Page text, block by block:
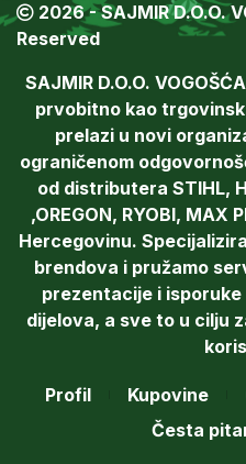
2026 - SAJMIR D.O.O.
Reserved
SAJMIR D.O.O.
prvobitno kao
prelazi u novi
ograničenom
od distributera STIHL,
,OREGON, RYOBI, MAX
Hercegovinu.
brendova i pružamo
prezentacije i
dijelova, a sve to u cilju
Profil Kupovine
Česta